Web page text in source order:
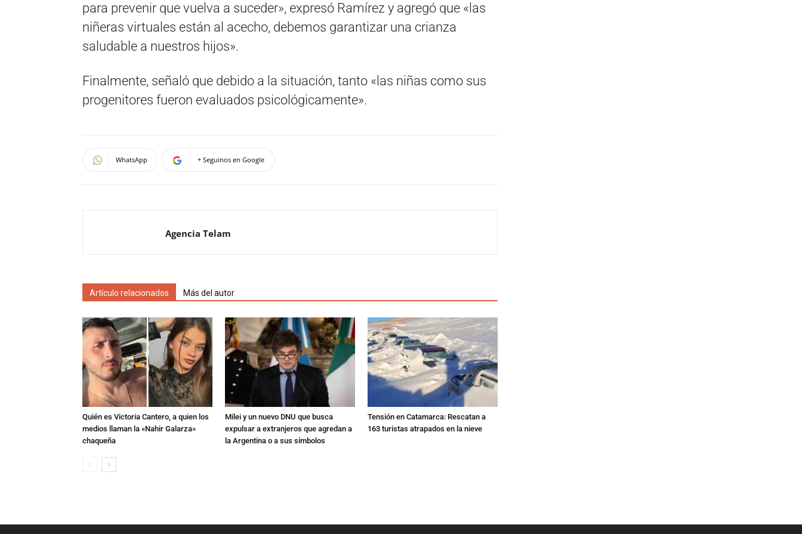
para prevenir que vuelva a suceder», expresó Ramírez y agregó que «las
niñeras virtuales están al acecho, debemos garantizar una crianza
saludable a nuestros hijos».
Finalmente, señaló que debido a la situación, tanto «las niñas como sus
progenitores fueron evaluados psicológicamente».
WhatsApp + Seguinos en Google
Agencia Telam
Artículo relacionados Más del autor
Quién es Victoria Cantero, a quien los
medios llaman la «Nahir Galarza»
chaqueña
Milei y un nuevo DNU que busca
expulsar a extranjeros que agredan a
la Argentina o a sus símbolos
Tensión en Catamarca: Rescatan a
163 turistas atrapados en la nieve